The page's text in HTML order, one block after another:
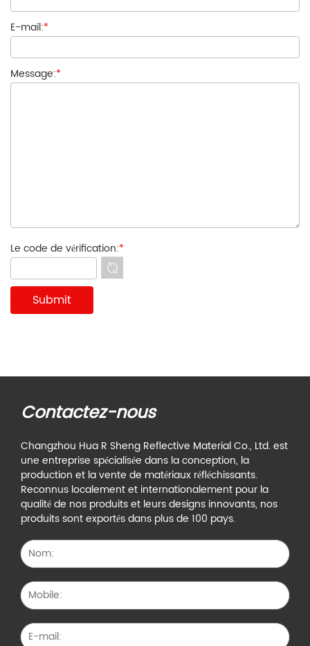
E-mail:*
Message:*
Le code de vérification:*
Contactez-nous
Changzhou Hua R Sheng Reflective Material Co., Ltd. est
une entreprise spécialisée dans la conception, la
production et la vente de matériaux réfléchissants.
Reconnus localement et internationalement pour la
qualité de nos produits et leurs designs innovants, nos
produits sont exportés dans plus de 100 pays.